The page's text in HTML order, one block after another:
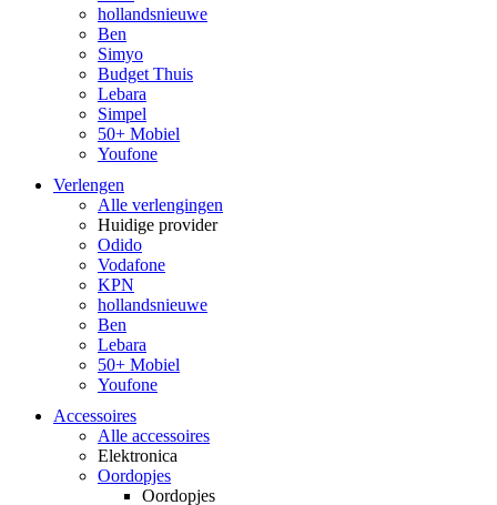
hollandsnieuwe
Ben
Simyo
Budget Thuis
Lebara
Simpel
50+ Mobiel
Youfone
Verlengen
Alle verlengingen
Huidige provider
Odido
Vodafone
KPN
hollandsnieuwe
Ben
Lebara
50+ Mobiel
Youfone
Accessoires
Alle accessoires
Elektronica
Oordopjes
Oordopjes